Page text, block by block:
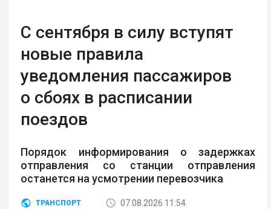
С сентября в силу вступят
новые правила
уведомления пассажиров
о сбоях в расписании
поездов
Порядок информирования о задержках
отправления со станции отправления
останется на усмотрении перевозчика
ТРАНСПОРТ
07.08.2026 11:54